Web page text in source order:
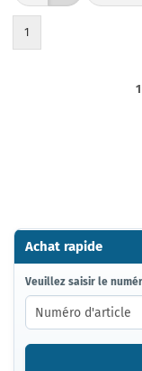
1
1
Achat rapide
VEUILLEZ
SAISIR
LE
NUMÉRO
D'ARTICLE
Veuillez saisir le